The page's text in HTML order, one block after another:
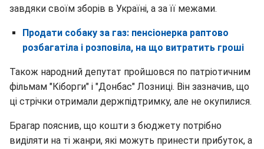
завдяки своїм зборів в Україні, а за її межами.
Продати собаку за газ: пенсіонерка раптово
розбагатіла і розповіла, на що витратить гроші
Також народний депутат пройшовся по патріотичним
фільмам "Кіборги" і "Донбас" Лозниці. Він зазначив, що
ці стрічки отримали держпідтримку, але не окупилися.
Брагар пояснив, що кошти з бюджету потрібно
виділяти на ті жанри, які можуть принести прибуток, а